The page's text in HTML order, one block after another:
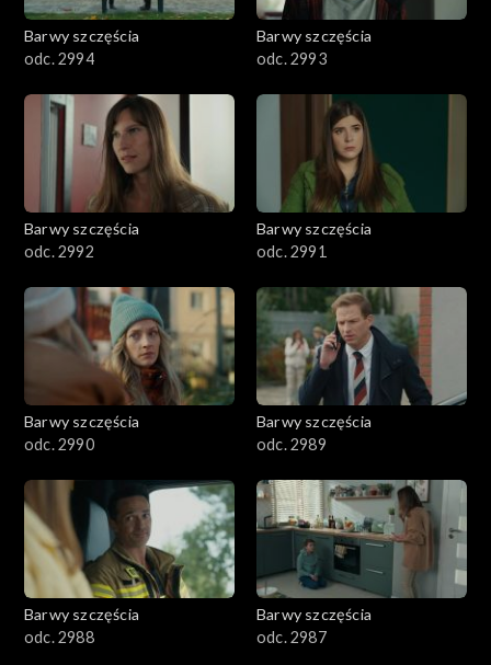
2001–2100
1801–1900
1701–1800
1601–1700
1501–1600
1401–1500
1301–1400
1101–1200
1001–1100
901–1000
Barwy szczęścia
odc. 2994
Barwy szczęścia
odc. 2993
Barwy szczęścia
odc. 2992
Barwy szczęścia
odc. 2991
Barwy szczęścia
odc. 2990
Barwy szczęścia
odc. 2989
Barwy szczęścia
odc. 2988
Barwy szczęścia
odc. 2987